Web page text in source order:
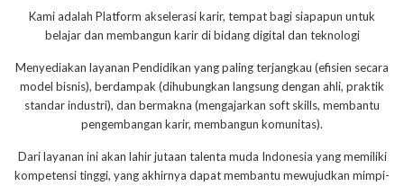
Kami adalah Platform akselerasi karir, tempat bagi siapapun untuk
belajar dan membangun karir di bidang digital dan teknologi
Menyediakan layanan Pendidikan yang paling terjangkau (efisien secara
model bisnis), berdampak (dihubungkan langsung dengan ahli, praktik
standar industri), dan bermakna (mengajarkan soft skills, membantu
pengembangan karir, membangun komunitas).
Dari layanan ini akan lahir jutaan talenta muda Indonesia yang memiliki
kompetensi tinggi, yang akhirnya dapat membantu mewujudkan mimpi-